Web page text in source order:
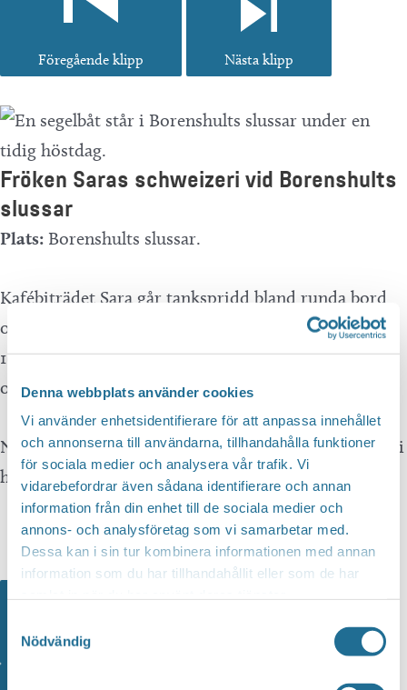
Denna webbplats använder cookies
Vi använder enhetsidentifierare för att anpassa innehållet
och annonserna till användarna, tillhandahålla funktioner
för sociala medier och analysera vår trafik. Vi
vidarebefordrar även sådana identifierare och annan
information från din enhet till de sociala medier och
annons- och analysföretag som vi samarbetar med.
Dessa kan i sin tur kombinera informationen med annan
information som du har tillhandahållit eller som de har
Nödvändig
Föregående klipp Nästa klipp
Fröken Saras schweizeri vid Borenshults
slussar
Plats: Borenshults slussar.
Kafébiträdet Sara går tankspridd bland runda bord
och avslappnade damer. Fyller på en påtår. Året är
1925 och schweizeriet vid Borenshults slussar är en
oas för långväga gäster.
Nu har Sara ett stort beslut att fatta. Ska allt detta bli
hennes?
English